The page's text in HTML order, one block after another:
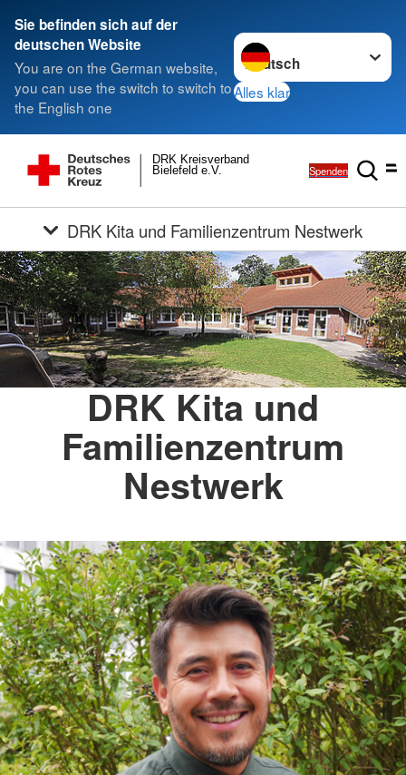
Sie befinden sich auf der
deutschen Website
You are on the German website,
you can use the switch to switch to
the English one
Sprache wechseln zu
Alles klar
Bielefeld e.V.
DRK Kreisverband
Spenden
DRK Kita und Familienzentrum Nestwerk
DRK Kita und
Familienzentrum
Nestwerk